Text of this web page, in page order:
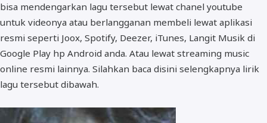
bisa mendengarkan lagu tersebut lewat chanel youtube
untuk videonya atau berlangganan membeli lewat aplikasi
resmi seperti Joox, Spotify, Deezer, iTunes, Langit Musik di
Google Play hp Android anda. Atau lewat streaming music
online resmi lainnya. Silahkan baca disini selengkapnya lirik
lagu tersebut dibawah.